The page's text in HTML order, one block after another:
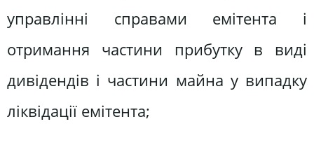
управлінні справами емітента і
отримання частини прибутку в виді
дивідендів і частини майна у випадку
ліквідації емітента;